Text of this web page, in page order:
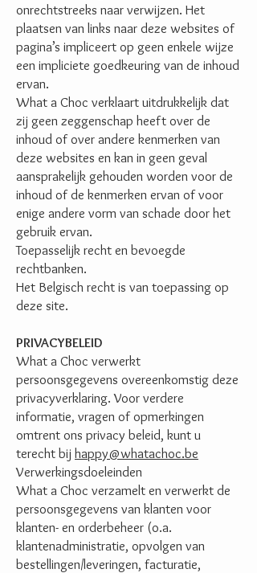
onrechtstreeks naar verwijzen. Het
plaatsen van links naar deze websites of
pagina’s impliceert op geen enkele wijze
een impliciete goedkeuring van de inhoud
ervan.
What a Choc verklaart uitdrukkelijk dat
zij geen zeggenschap heeft over de
inhoud of over andere kenmerken van
deze websites en kan in geen geval
aansprakelijk gehouden worden voor de
inhoud of de kenmerken ervan of voor
enige andere vorm van schade door het
gebruik ervan.
Toepasselijk recht en bevoegde
rechtbanken.
Het Belgisch recht is van toepassing op
deze site.
PRIVACYBELEID
What a Choc verwerkt
persoonsgegevens overeenkomstig deze
privacyverklaring. Voor verdere
informatie, vragen of opmerkingen
omtrent ons privacy beleid, kunt u
terecht bij happy@whatachoc.be
Verwerkingsdoeleinden
What a Choc verzamelt en verwerkt de
persoonsgegevens van klanten voor
klanten- en orderbeheer (o.a.
klantenadministratie, opvolgen van
bestellingen/leveringen, facturatie,